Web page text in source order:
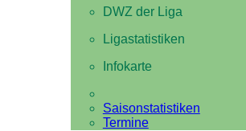
DWZ der Liga
Ligastatistiken
Infokarte
Saisonstatistiken
Termine